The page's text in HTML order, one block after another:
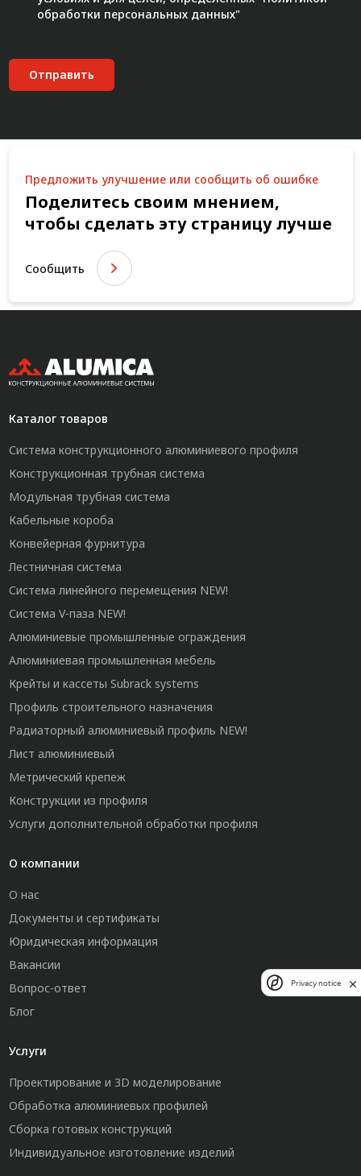
обработки персональных данных"
Отправить
Предложить улучшение или сообщить об ошибке
Поделитесь своим мнением,
чтобы сделать эту страницу лучше
Сообщить
Каталог товаров
Система конструкционного алюминиевого профиля
Конструкционная трубная система
Модульная трубная система
Кабельные короба
Конвейерная фурнитура
Лестничная система
Система линейного перемещения NEW!
Система V-паза NEW!
Алюминиевые промышленные ограждения
Алюминиевая промышленная мебель
Крейты и кассеты Subrack systems
Профиль строительного назначения
Радиаторный алюминиевый профиль NEW!
Лист алюминиевый
Метрический крепеж
Конструкции из профиля
Услуги дополнительной обработки профиля
О компании
О нас
Документы и сертификаты
Юридическая информация
Вакансии
Вопрос-ответ
Блог
Услуги
Проектирование и 3D моделирование
Обработка алюминиевых профилей
Сборка готовых конструкций
Индивидуальное изготовление изделий
Privacy notice